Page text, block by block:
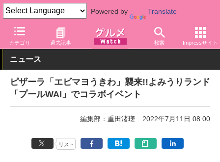
Powered by Translate
カテゴリ 過去記事 検索 Impressサイト
グルメ Watch 店舗 ピザーラ
ニュース
ピザーラ「エビマヨうきわ」襲来!!よみうりランド
「プールWAI」でコラボイベント
編集部：重田渚瑳 2022年7月11日 08:00
リスト